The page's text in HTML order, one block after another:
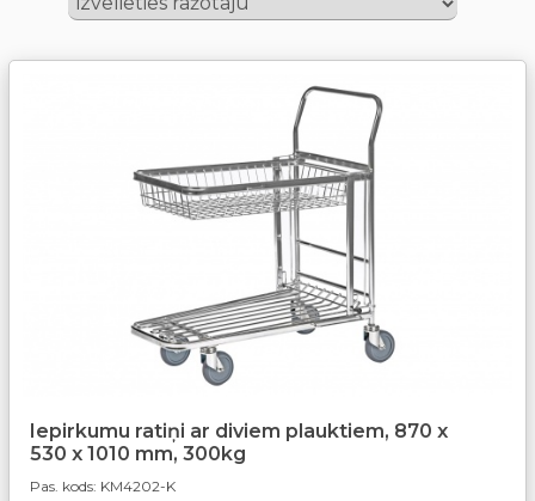
Iepirkumu ratiņi ar diviem plauktiem, 870 x
530 x 1010 mm, 300kg
Pas. kods: KM4202-K